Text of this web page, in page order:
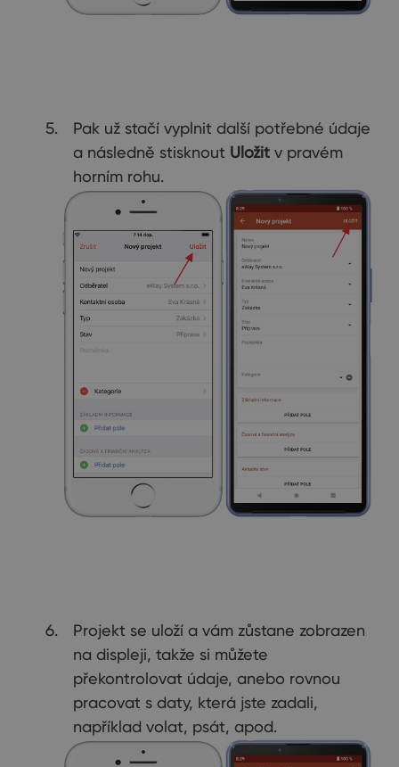
Pak už stačí vyplnit další potřebné údaje
a následně stisknout Uložit v pravém
horním rohu.
Projekt se uloží a vám zůstane zobrazen
na displeji, takže si můžete
překontrolovat údaje, anebo rovnou
pracovat s daty, která jste zadali,
například volat, psát, apod.